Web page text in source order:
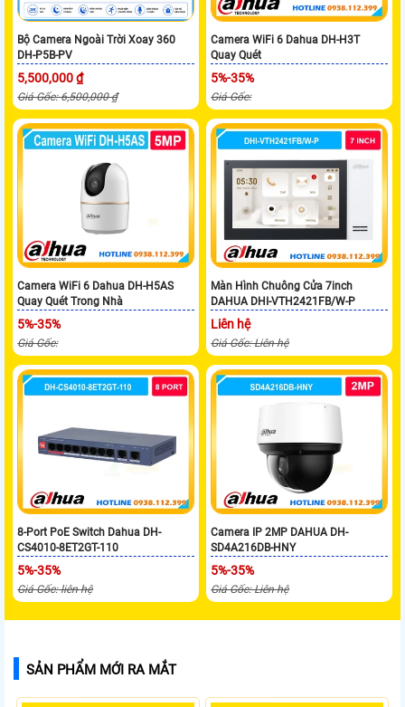
Bộ Camera Ngoài Trời Xoay 360
DH-P5B-PV
5,500,000 ₫
Giá Gốc: 6,500,000 ₫
Camera WiFi 6 Dahua DH-H3T
Quay Quét
5%-35%
Giá Gốc:
Camera WiFi 6 Dahua DH-H5AS
Quay Quét Trong Nhà
5%-35%
Giá Gốc:
Màn Hình Chuông Cửa 7inch
DAHUA DHI-VTH2421FB/W-P
Liên hệ
Giá Gốc: Liên hệ
8-Port PoE Switch Dahua DH-
CS4010-8ET2GT-110
5%-35%
Giá Gốc: liên hệ
Camera IP 2MP DAHUA DH-
SD4A216DB-HNY
5%-35%
Giá Gốc: Liên hệ
SẢN PHẨM MỚI RA MẮT